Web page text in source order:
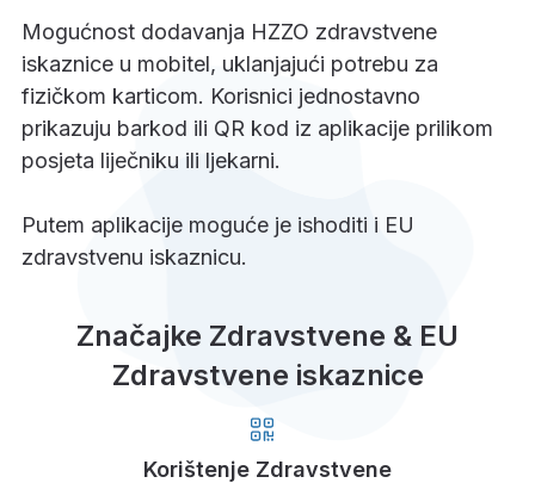
Mogućnost dodavanja HZZO zdravstvene
iskaznice u mobitel, uklanjajući potrebu za
fizičkom karticom. Korisnici jednostavno
prikazuju barkod ili QR kod iz aplikacije prilikom
posjeta liječniku ili ljekarni.
Putem aplikacije moguće je ishoditi i EU
zdravstvenu iskaznicu.
Značajke Zdravstvene & EU
Zdravstvene iskaznice
Korištenje Zdravstvene